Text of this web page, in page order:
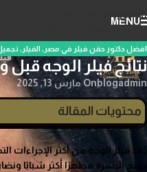
Skip to navigation
MENU
افضل دكتور حقن فيلر في مصر , الفيلر ,
نتائج فيلر الوجه
blogadmin On مارس 13, 2025
محتويات المقالة
يُعد فيلر الوجه من أكثر الإجراءات
يمنح البشرة مظهرًا أكثر شبابًا